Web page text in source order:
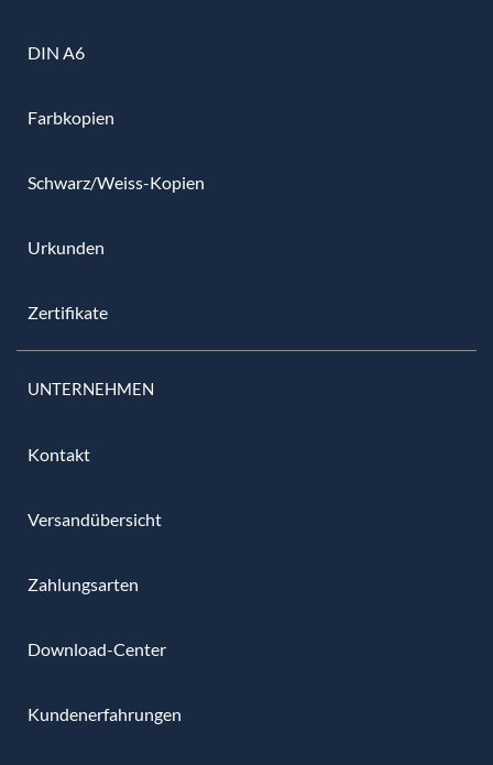
DIN A6
Farbkopien
Schwarz/Weiss-Kopien
Urkunden
Zertifikate
UNTERNEHMEN
Kontakt
Versandübersicht
Zahlungsarten
Download-Center
Kundenerfahrungen